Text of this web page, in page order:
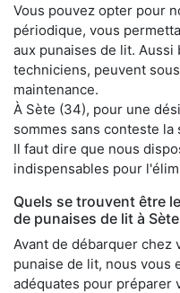
Vous pouvez opter pour
périodique, vous
aux punaises de lit.
techniciens, peuvent
maintenance.
À Sète (34), pour une
sommes sans conteste
Il faut dire que nous
indispensables pour
Quels se trouvent être
de punaises de lit à
Avant de débarquer
punaise de lit, nous vous
adéquates pour préparer